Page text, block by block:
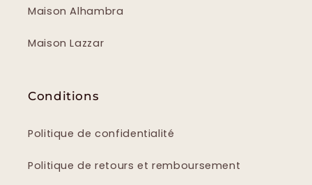
Maison Alhambra
Maison Lazzar
Conditions
Politique de confidentialité
Politique de retours et remboursement